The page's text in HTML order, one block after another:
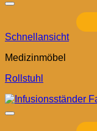
Schnellansicht
Medizinmöbel
Rollstuhl